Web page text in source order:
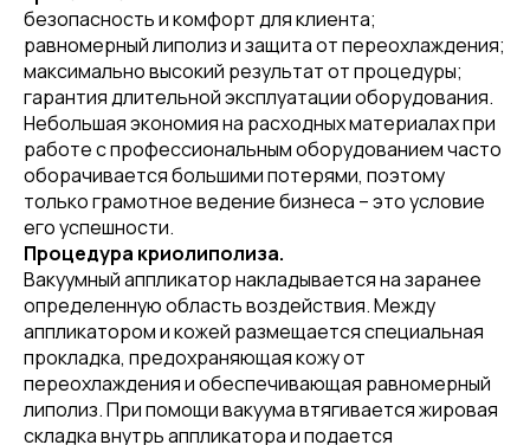
безопасность и комфорт для клиента;
равномерный липолиз и защита от переохлаждения;
максимально высокий результат от процедуры;
гарантия длительной эксплуатации оборудования.
Небольшая экономия на расходных материалах при
работе с профессиональным оборудованием часто
оборачивается большими потерями, поэтому
только грамотное ведение бизнеса – это условие
его успешности.
Процедура криолиполиза.
Вакуумный аппликатор накладывается на заранее
определенную область воздействия. Между
аппликатором и кожей размещается специальная
прокладка, предохраняющая кожу от
переохлаждения и обеспечивающая равномерный
липолиз. При помощи вакуума втягивается жировая
складка внутрь аппликатора и подается